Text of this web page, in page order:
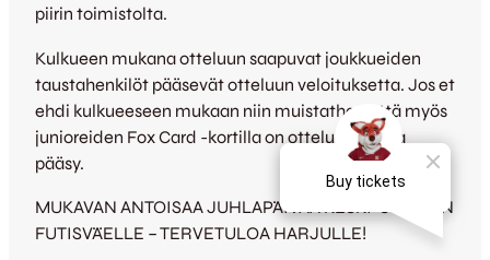
piirin toimistolta.
Kulkueen mukana otteluun saapuvat joukkueiden
taustahenkilöt pääsevät otteluun veloituksetta. Jos et
ehdi kulkueeseen mukaan niin muistathan että myös
junioreiden Fox Card -kortilla on otteluun vapaa
pääsy.
MUKAVAN ANTOISAA JUHLAPÄIVÄÄ KESKI-SUOMEN
FUTISVÄELLE – TERVETULOA HARJULLE!